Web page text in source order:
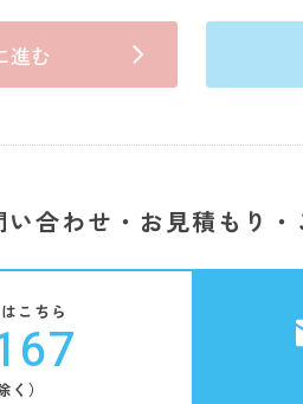
進む
合わせ・お見積もり
こちら
く）